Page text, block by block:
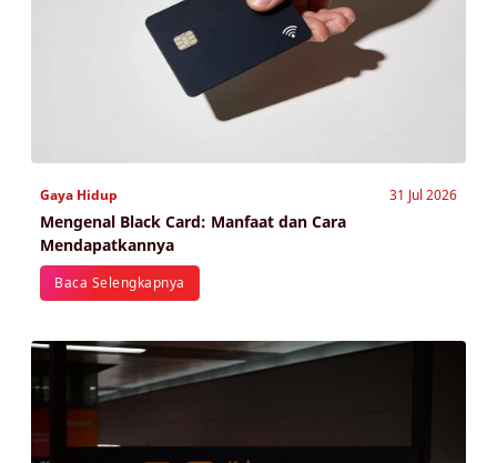
Gaya Hidup 31 Jul 2026
Mengenal Black Card: Manfaat dan Cara
Mendapatkannya
Baca Selengkapnya